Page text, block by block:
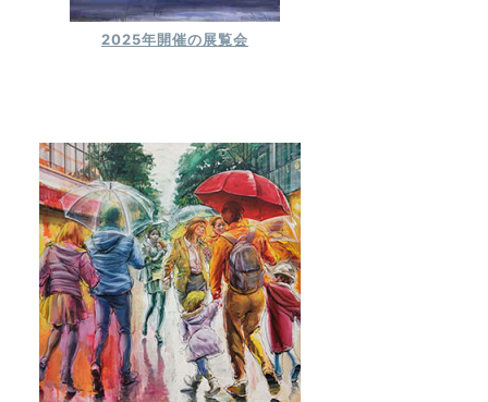
2025年開催の展覧会